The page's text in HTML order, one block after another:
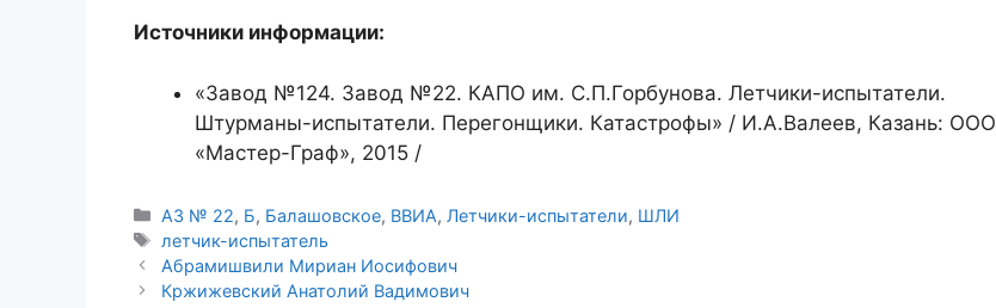
Источники информации:
«Завод №124. Завод №22. КАПО им. С.П.Горбунова. Летчики-испытатели.
Штурманы-испытатели. Перегонщики. Катастрофы» / И.А.Валеев, Казань: ООО
«Мастер-Граф», 2015 /
Рубрики
АЗ № 22, Б, Балашовское, ВВИА,Летчики-испытатели, ШЛИ
Метки
летчик-испытатель
Абрамишвили Мириан Иосифович
Кржижевский Анатолий Вадимович